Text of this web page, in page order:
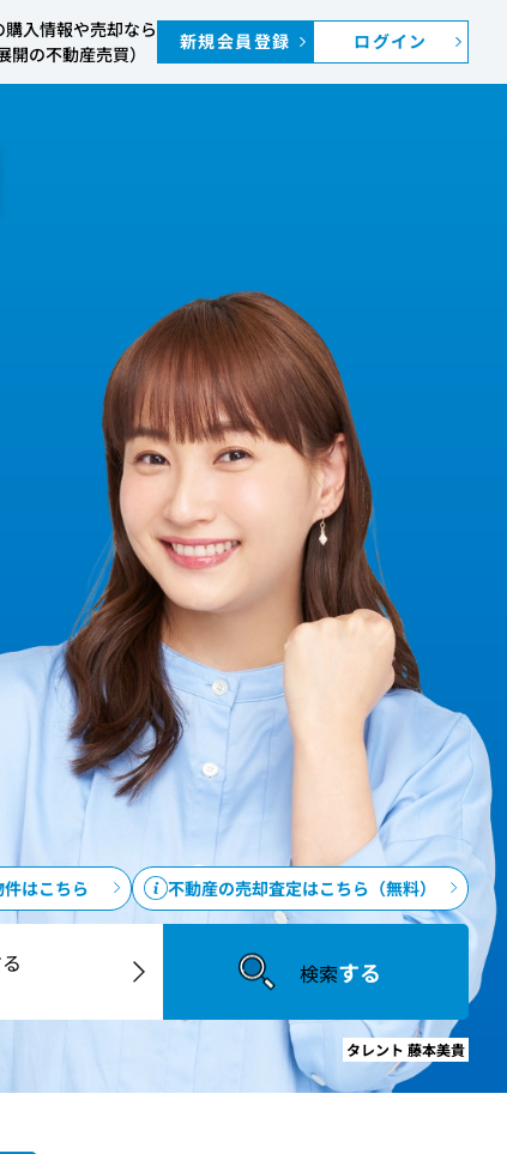
入情報や売却なら
の不動産売買）
新規会員登録 ログイン
タレント 藤本美貴
はこちら 不動産の売却査定はこちら（無料）
検索する